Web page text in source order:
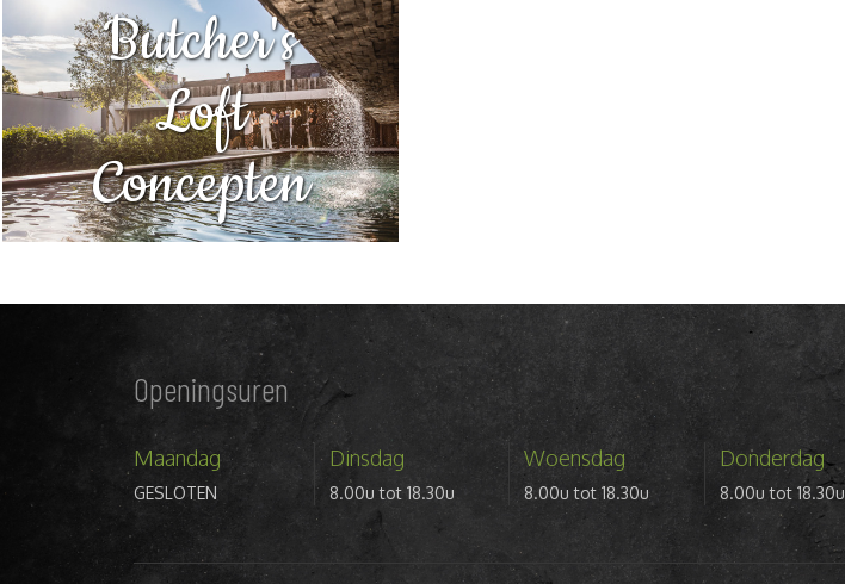
Butcher's
Loft
Concepten
Openingsuren
Maandag
GESLOTEN
Dinsdag
8.00u tot 18.30u
Woensdag
8.00u tot 18.30u
Donderdag
8.00u tot 18.30u